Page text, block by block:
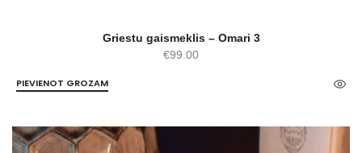
Griestu gaismeklis – Omari 3
€99.00
PIEVIENOT GROZAM